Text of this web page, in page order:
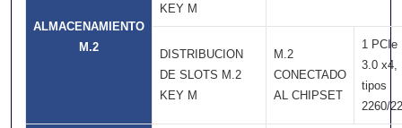
ALMACENAMIENTO
M.2
KEY M
DISTRIBUCION
DE SLOTS M.2
KEY M
M.2
CONECTADO
AL CHIPSET
1 PCIe
3.0 x4,
tipos
2260/